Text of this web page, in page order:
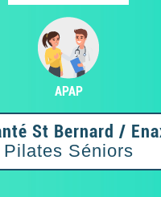
APAP
St Bernard /
Pilates Séniors